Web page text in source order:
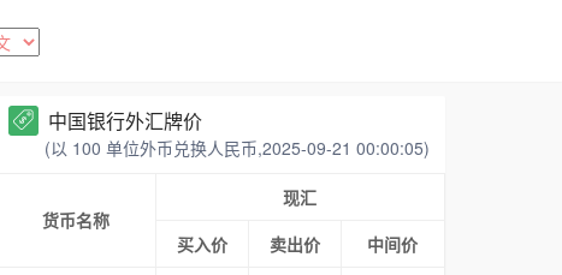
中国银行外汇牌价
(以 100 单位外币兑换人民币,2025-09-21 00:00:05)
货币名称
现汇
买入价
卖出价
中间价